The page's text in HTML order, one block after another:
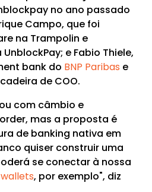
no ano passado
Campo, que foi
na Trampolin e
e Fabio Thiele,
bank do BNP Paribas e
de COO.
com câmbio e
mas a proposta é
de banking nativa em
quiser construir uma
se conectar à nossa
wallets, por exemplo", diz